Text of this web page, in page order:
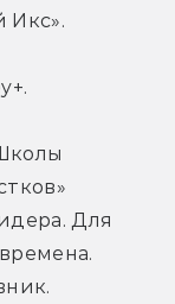
Икс».
Для